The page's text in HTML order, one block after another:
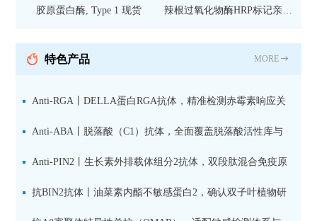
胶原蛋白酶, Type 1 现货
辣根过氧化物酶HRP标记亲和
抗 现货
特色产品 MORE
Anti-RGA丨DELLA蛋白RGA抗体，精准检测赤霉素响应关
键抑制因子
Anti-ABA丨脱落酸（C1）抗体，全面覆盖脱落酸活性库与
储存库
Anti-PIN2丨生长素外排载体组分2抗体，双段肽混合免疫原
设计方案
抗BIN2抗体丨油菜素内酯不敏感蛋白2，确认双子叶植物研